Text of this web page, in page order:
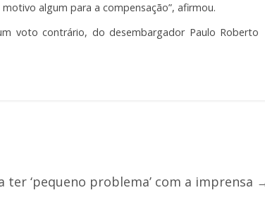
algum para a compensação”, afirmou.
voto contrário, do desembargador Paulo Roberto
ter ‘pequeno problema’ com a imprensa